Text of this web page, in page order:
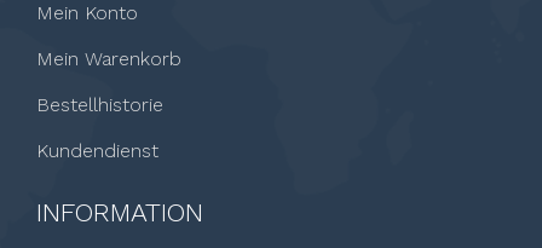
Mein Konto
Mein Warenkorb
Bestellhistorie
Kundendienst
INFORMATION